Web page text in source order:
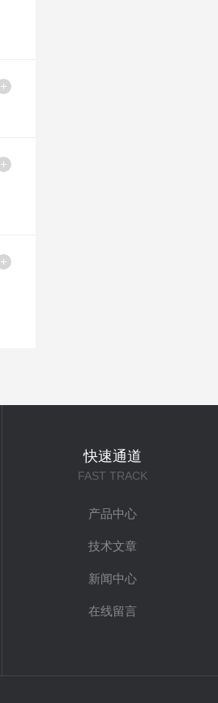
快速通道
FAST TRACK
产品中心
技术文章
新闻中心
在线留言